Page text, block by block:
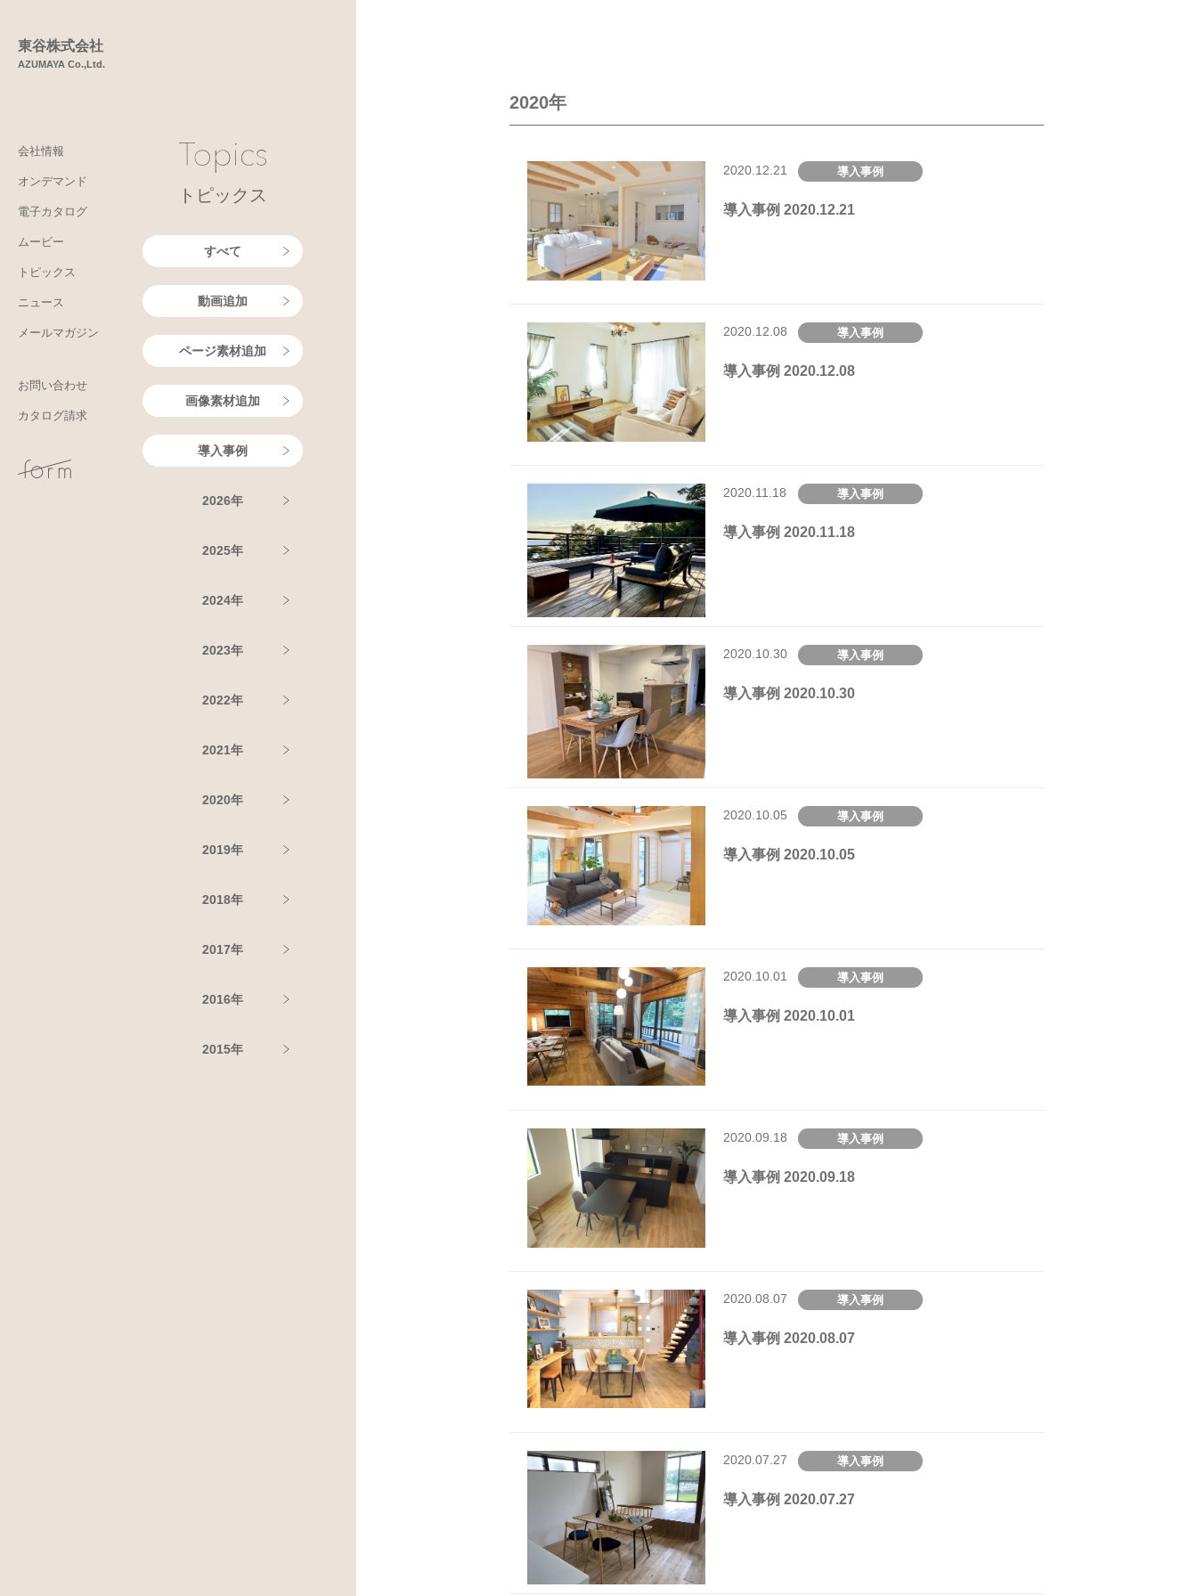
東谷株式会社
AZUMAYA Co.,Ltd.
会社情報
オンデマンド
電子カタログ
ムービー
トピックス
ニュース
メールマガジン
お問い合わせ
カタログ請求
トピックス
すべて
動画追加
ページ素材追加
画像素材追加
導入事例
2026年
2025年
2024年
2023年
2022年
2021年
2020年
2019年
2018年
2017年
2016年
2015年
トピックス
2020年
2020.12.21 導入事例
導入事例 2020.12.21
2020.12.08 導入事例
導入事例 2020.12.08
2020.11.18 導入事例
導入事例 2020.11.18
2020.10.30 導入事例
導入事例 2020.10.30
2020.10.05 導入事例
導入事例 2020.10.05
2020.10.01 導入事例
導入事例 2020.10.01
2020.09.18 導入事例
導入事例 2020.09.18
2020.08.07 導入事例
導入事例 2020.08.07
2020.07.27 導入事例
導入事例 2020.07.27